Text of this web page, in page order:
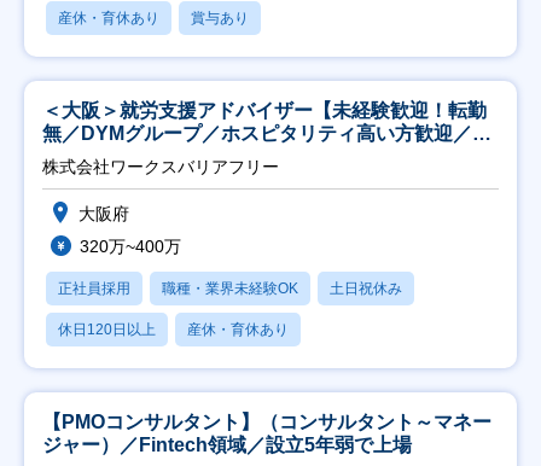
産休・育休あり 賞与あり
＜大阪＞就労支援アドバイザー【未経験歓迎！転勤
無／DYMグループ／ホスピタリティ高い方歓迎／土
日祝】
株式会社ワークスバリアフリー
大阪府
320万~400万
正社員採用 職種・業界未経験OK 土日祝休み
休日120日以上 産休・育休あり
【PMOコンサルタント】（コンサルタント～マネー
ジャー）／Fintech領域／設立5年弱で上場